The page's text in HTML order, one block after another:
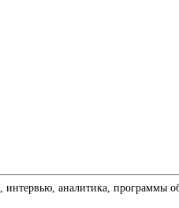
аналитика, программы